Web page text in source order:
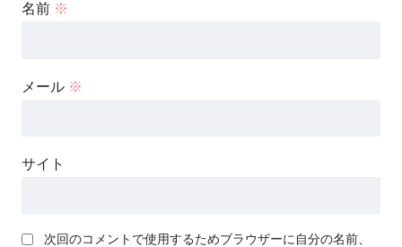
名前 ※
メール ※
サイト
次回のコメントで使用するためブラウザーに自分の名前、